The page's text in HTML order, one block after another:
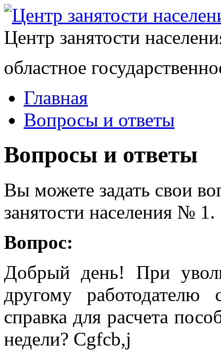
Центр занятости
областное
Главная
Вопросы и ответы
Вопросы и ответы
Вы можете задать свои
занятости населения № 1.
Вопрос:
Добрый день! При
другому работодателю
справка для расчета
недели? Cgfcb,j